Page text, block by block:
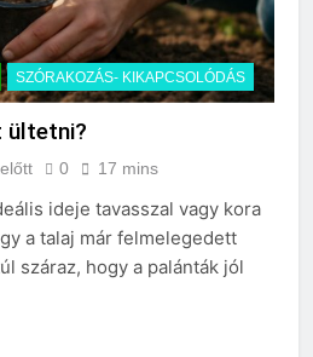
SZÓRAKOZÁS- KIKAPCSOLÓDÁS
ültetni?
0 17 mins
ideje tavasszal vagy kora
a talaj már felmelegedett
száraz, hogy a palánták jól